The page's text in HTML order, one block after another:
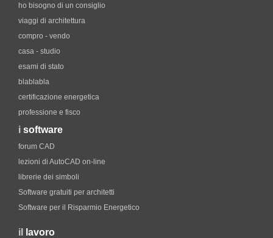
ho bisogno di un consiglio
viaggi di architettura
compro - vendo
casa - studio
esami di stato
blablabla
certificazione energetica
professione e fisco
i software
forum CAD
lezioni di AutoCAD on-line
librerie dei simboli
Software gratuiti per architetti
Software per il Risparmio Energetico
il lavoro